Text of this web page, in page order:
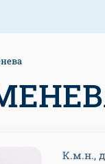
К.м.н.,